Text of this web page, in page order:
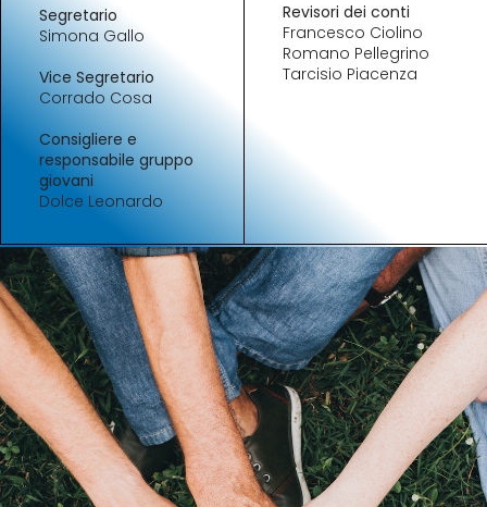
Segretario
Simona Gallo
Vice Segretario
Corrado Cosa
Consigliere e
responsabile gruppo
giovani
Dolce Leonardo
Revisori dei conti
Francesco Ciolino
Romano Pellegrino
Tarcisio Piacenza